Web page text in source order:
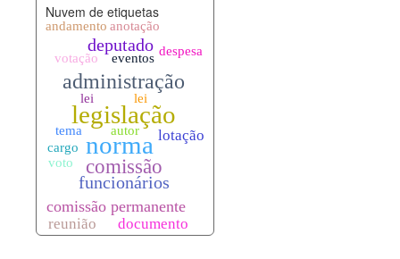
legislacao_norma_anotacoes.xml
Nuvem de etiquetas